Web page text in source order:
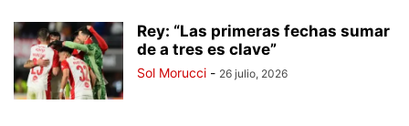
Rey: “Las primeras fechas sumar
de a tres es clave”
Sol Morucci - 26 julio, 2026